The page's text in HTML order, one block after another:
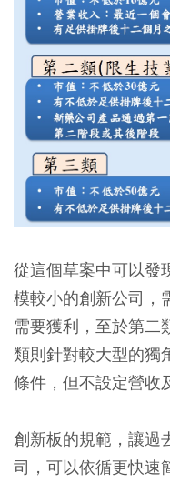
從這個草案中可以發
模較小的創新公司，
需要獲利，至於第二
類則針對較大型的獨
條件，但不設定營收
創新板的規範，讓過
司，可以依循更快速